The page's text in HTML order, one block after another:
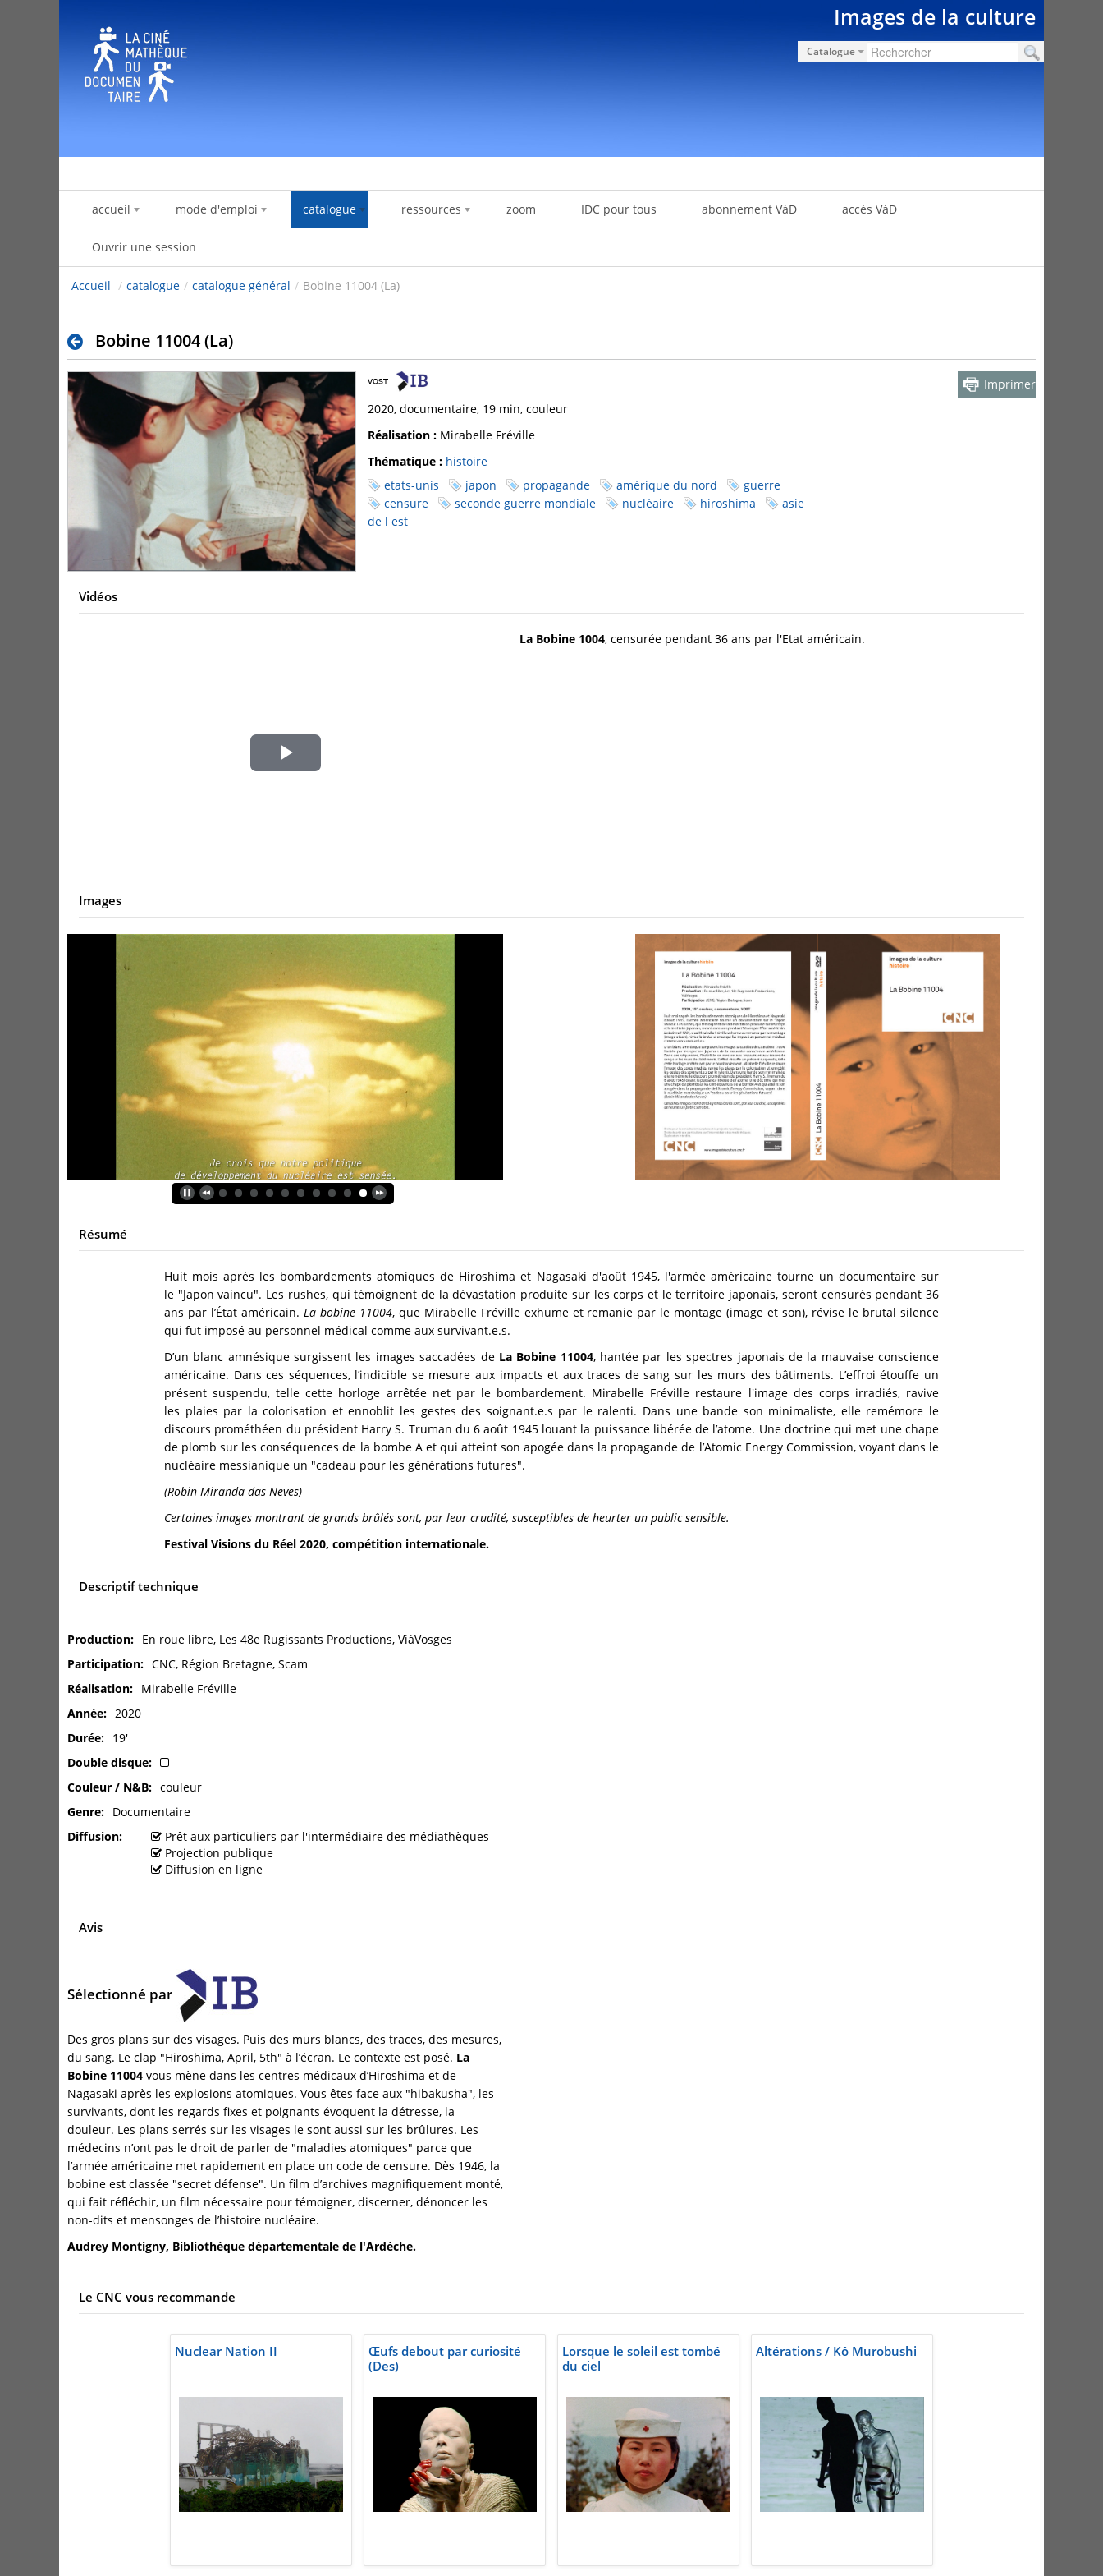
Images de la culture
Catalogue
accueil mode d'emploi catalogue ressources zoom IDC pour tous abonnement VàD accès VàD
Ouvrir une session
Accueil / catalogue / catalogue général / Bobine 11004 (La)
Bobine 11004 (La)
Imprimer
2020, documentaire, 19 min, couleur
Réalisation : Mirabelle Fréville
Thématique : histoire
etats-unis
japon propagande amérique du nord
guerre
censure
seconde guerre mondiale nucléaire hiroshima
asie
de l est
Vidéos
Play
La Bobine 1004, censurée pendant 36 ans par l'Etat américain.
Images
Résumé
Huit mois après les bombardements atomiques de Hiroshima et Nagasaki d'août 1945, l'armée américaine tourne un documentaire sur
le "Japon vaincu". Les rushes, qui témoignent de la dévastation produite sur les corps et le territoire japonais, seront censurés pendant 36
ans par l’État américain. La bobine 11004, que Mirabelle Fréville exhume et remanie par le montage (image et son), révise le brutal silence
qui fut imposé au personnel médical comme aux survivant.e.s.
D’un blanc amnésique surgissent les images saccadées de La Bobine 11004, hantée par les spectres japonais de la mauvaise conscience
américaine. Dans ces séquences, l’indicible se mesure aux impacts et aux traces de sang sur les murs des bâtiments. L’effroi étouffe un
présent suspendu, telle cette horloge arrêtée net par le bombardement. Mirabelle Fréville restaure l'image des corps irradiés, ravive
les plaies par la colorisation et ennoblit les gestes des soignant.e.s par le ralenti. Dans une bande son minimaliste, elle remémore le
discours prométhéen du président Harry S. Truman du 6 août 1945 louant la puissance libérée de l’atome. Une doctrine qui met une chape
de plomb sur les conséquences de la bombe A et qui atteint son apogée dans la propagande de l’Atomic Energy Commission, voyant dans le
nucléaire messianique un "cadeau pour les générations futures".
(Robin Miranda das Neves)
Certaines images montrant de grands brûlés sont, par leur crudité, susceptibles de heurter un public sensible.
Festival Visions du Réel 2020, compétition internationale.
Descriptif technique
Production
En roue libre, Les 48e Rugissants Productions, ViàVosges
Participation
CNC, Région Bretagne, Scam
Réalisation
Mirabelle Fréville
Année
2020
Durée
19'
Double disque
Couleur / N&B
couleur
Genre
Documentaire
Diffusion
Prêt aux particuliers par l'intermédiaire des médiathèques
Projection publique
Diffusion en ligne
Avis
Sélectionné par
Des gros plans sur des visages. Puis des murs blancs, des traces, des mesures,
du sang. Le clap "Hiroshima, April, 5th" à l’écran. Le contexte est posé. La
Bobine 11004 vous mène dans les centres médicaux d’Hiroshima et de
Nagasaki après les explosions atomiques. Vous êtes face aux "hibakusha", les
survivants, dont les regards fixes et poignants évoquent la détresse, la
douleur. Les plans serrés sur les visages le sont aussi sur les brûlures. Les
médecins n’ont pas le droit de parler de "maladies atomiques" parce que
l’armée américaine met rapidement en place un code de censure. Dès 1946, la
bobine est classée "secret défense". Un film d’archives magnifiquement monté,
qui fait réfléchir, un film nécessaire pour témoigner, discerner, dénoncer les
non-dits et mensonges de l’histoire nucléaire.
Audrey Montigny, Bibliothèque départementale de l'Ardèche.
Le CNC vous recommande
Nuclear Nation II
Œufs debout par curiosité
(Des)
Lorsque le soleil est tombé
du ciel
Altérations / Kô Murobushi